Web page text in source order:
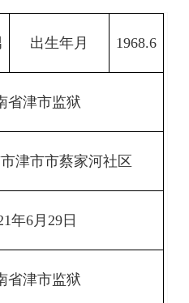
出生年月 1968.6
省津市监狱
津市市蔡家河社区
年6月29日
省津市监狱